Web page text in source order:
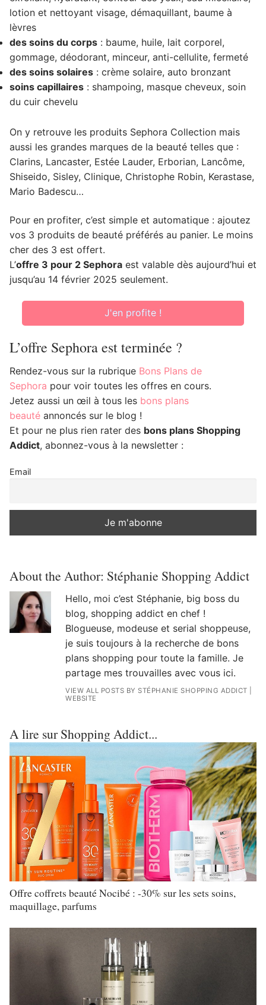
lotion et nettoyant visage, démaquillant, baume à
lèvres
des soins du corps : baume, huile, lait corporel,
gommage, déodorant, minceur, anti-cellulite, fermeté
des soins solaires : crème solaire, auto bronzant
soins capillaires : shampoing, masque cheveux, soin
du cuir chevelu
On y retrouve les produits Sephora Collection mais
aussi les grandes marques de la beauté telles que :
Clarins, Lancaster, Estée Lauder, Erborian, Lancôme,
Shiseido, Sisley, Clinique, Christophe Robin, Kerastase,
Mario Badescu…
Pour en profiter, c’est simple et automatique : ajoutez
vos 3 produits de beauté préférés au panier. Le moins
cher des 3 est offert.
L’offre 3 pour 2 Sephora est valable dès aujourd’hui et
jusqu’au 14 février 2025 seulement.
J'en profite !
L’offre Sephora est terminée ?
Rendez-vous sur la rubrique Bons Plans de
Sephora pour voir toutes les offres en cours.
Jetez aussi un œil à tous les bons plans
beauté annoncés sur le blog !
Et pour ne plus rien rater des bons plans Shopping
Addict, abonnez-vous à la newsletter :
Email
About the Author: Stéphanie Shopping Addict
Hello, moi c’est Stéphanie, big boss du
blog, shopping addict en chef !
Blogueuse, modeuse et serial shoppeuse,
je suis toujours à la recherche de bons
plans shopping pour toute la famille. Je
partage mes trouvailles avec vous ici.
VIEW ALL POSTS BY STÉPHANIE SHOPPING ADDICT
WEBSITE
A lire sur Shopping Addict...
Offre coffrets beauté Nocibé : -30% sur les sets soins,
maquillage, parfums